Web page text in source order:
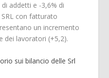
addetti e -3,6% di
con fatturato
un incremento
dei lavoratori (+5,2).
sui bilancio delle Srl